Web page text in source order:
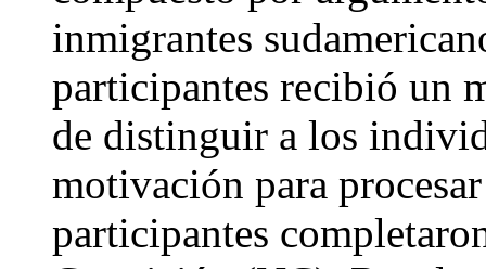
inmigrantes
participantes recibió un
de distinguir a los
motivación para
participantes